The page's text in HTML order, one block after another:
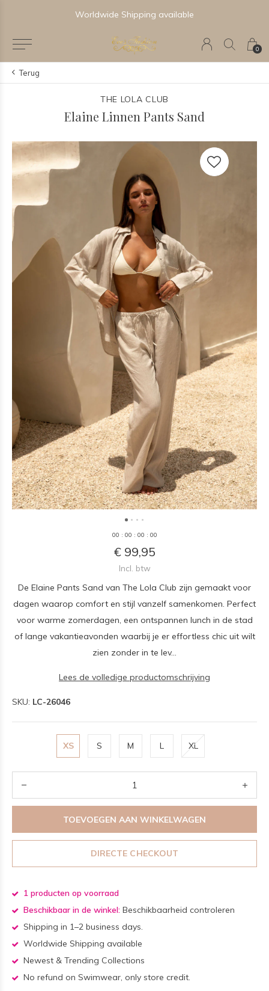
0
Worldwide Shipping available
Terug
THE LOLA CLUB
Elaine Linnen Pants Sand
00 : 00 : 00 : 00
€ 99,95
Incl. btw
De Elaine Pants Sand van The Lola Club zijn gemaakt voor
dagen waarop comfort en stijl vanzelf samenkomen. Perfect
voor warme zomerdagen, een ontspannen lunch in de stad
of lange vakantieavonden waarbij je er effortless chic uit wilt
zien zonder in te lev...
Lees de volledige productomschrijving
SKU: LC-26046
XS S M L XL
TOEVOEGEN AAN WINKELWAGEN
DIRECTE CHECKOUT
1 producten op voorraad
Beschikbaar in de winkel: Beschikbaarheid controleren
Shipping in 1–2 business days.
Worldwide Shipping available
Newest & Trending Collections
No refund on Swimwear, only store credit.